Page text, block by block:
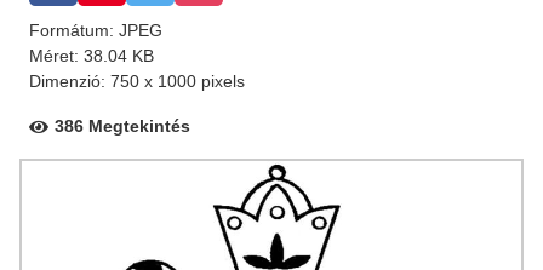
Formátum: JPEG
Méret: 38.04 KB
Dimenzió: 750 x 1000 pixels
386 Megtekintés